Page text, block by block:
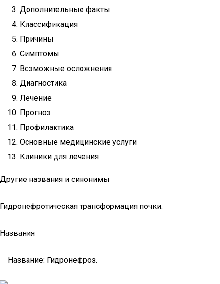
Дополнительные факты
Классификация
Причины
Симптомы
Возможные осложнения
Диагностика
Лечение
Прогноз
Профилактика
Основные медицинские услуги
Клиники для лечения
Другие названия и синонимы
Гидронефротическая трансформация почки.
Названия
Название: Гидронефроз.